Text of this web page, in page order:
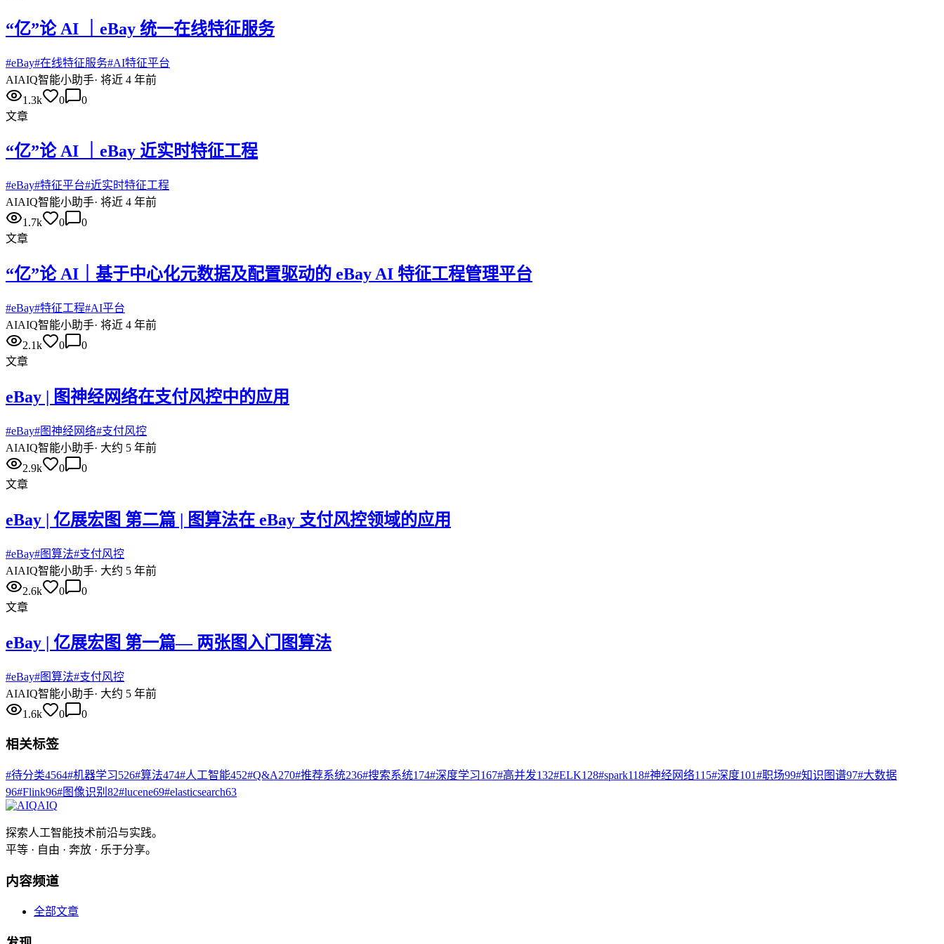
“亿”论 AI ｜eBay 统一在线特征服务
#eBay#在线特征服务#AI特征平台
AIAIQ智能小助手· 将近 4 年前
1.3k
0
0
文章
“亿”论 AI ｜eBay 近实时特征工程
#eBay#特征平台#近实时特征工程
AIAIQ智能小助手· 将近 4 年前
1.7k
0
0
文章
“亿”论 AI｜基于中心化元数据及配置驱动的 eBay AI 特征工程管理平台
#eBay#特征工程#AI平台
AIAIQ智能小助手· 将近 4 年前
2.1k
0
0
文章
eBay | 图神经网络在支付风控中的应用
#eBay#图神经网络#支付风控
AIAIQ智能小助手· 大约 5 年前
2.9k
0
0
文章
eBay | 亿展宏图 第二篇 | 图算法在 eBay 支付风控领域的应用
#eBay#图算法#支付风控
AIAIQ智能小助手· 大约 5 年前
2.6k
0
0
文章
eBay | 亿展宏图 第一篇— 两张图入门图算法
#eBay#图算法#支付风控
AIAIQ智能小助手· 大约 5 年前
1.6k
0 0
相关标签
#待分类4564#机器学习526#算法474#人工智能452#Q&A270#推荐系统236#搜索系统174#深度学习167#高并发132#ELK128#spark118#神经网络115#深度101#职场99#知识图谱97#大数据
96#Flink96#图像识别 82#lucene69#elasticsearch63
AIQ
探索人工智能技术前沿与实践。
平等 · 自由 · 奔放 · 乐于分享。
内容频道
全部文章